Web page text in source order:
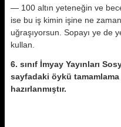
— 100 altın yeteneğin ve
ise bu iş kimin işine ne
uğraşıyorsun. Sopayı ye de
kullan.
6. sınıf İmyay Yayınları
sayfadaki öykü
hazırlanmıştır.